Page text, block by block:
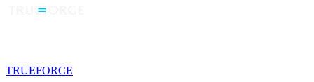
TRUEFORCE